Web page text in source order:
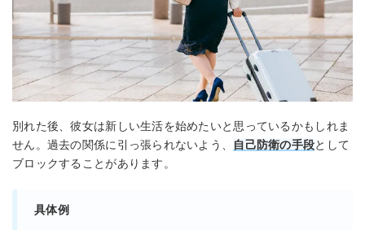
別れた後、彼女は新しい生活を始めたいと思っているかもしれま
せん。過去の関係に引っ張られないよう、
自己防衛の手段として
ブロックすることがあります。
具体例